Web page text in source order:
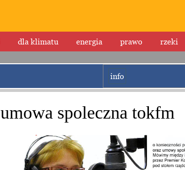
dla klimatu energia prawo rzeki
info
umowa spoleczna tokfm